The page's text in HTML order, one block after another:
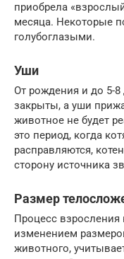
приобрела
месяца. Некоторые
голубоглазыми.
Уши
От рождения и до 5-
закрыты, а уши
животное не будет
это период, когда
расправляются,
сторону источника
Размер
Процесс взросления
изменением
животного,